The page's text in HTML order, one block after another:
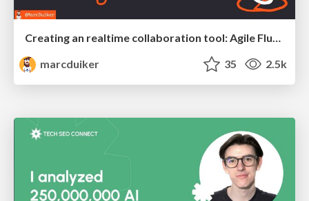
Creating an realtime collaboration tool: Agile Flush - .NET Oxford
marcduiker
35 2.5k